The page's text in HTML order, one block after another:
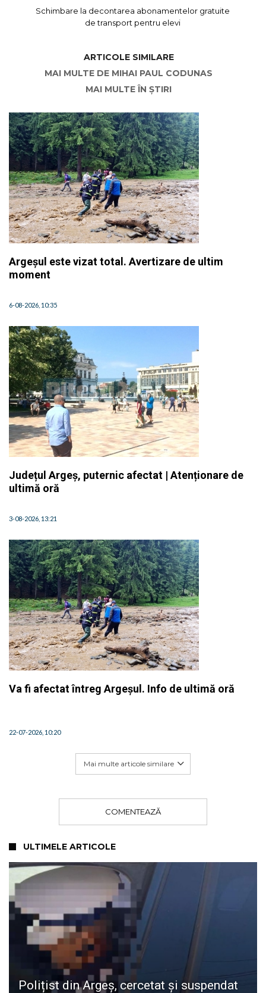
Schimbare la decontarea abonamentelor gratuite
de transport pentru elevi
ARTICOLE SIMILARE
MAI MULTE DE MIHAI PAUL CODUNAS
MAI MULTE ÎN ȘTIRI
Argeșul este vizat total. Avertizare de ultim
moment
6-08-2026, 10:35
Județul Argeș, puternic afectat | Atenționare de
ultimă oră
3-08-2026, 13:21
Va fi afectat întreg Argeșul. Info de ultimă oră
22-07-2026, 10:20
Mai multe articole similare
COMENTEAZĂ
ULTIMELE ARTICOLE
Polițist din Argeș, cercetat și suspendat